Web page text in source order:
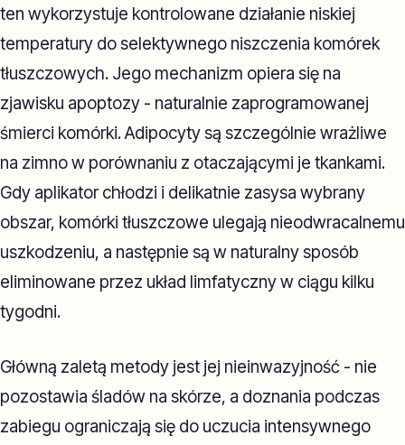
ten wykorzystuje kontrolowane działanie niskiej
temperatury do selektywnego niszczenia komórek
tłuszczowych. Jego mechanizm opiera się na
zjawisku apoptozy - naturalnie zaprogramowanej
śmierci komórki. Adipocyty są szczególnie wrażliwe
na zimno w porównaniu z otaczającymi je tkankami.
Gdy aplikator chłodzi i delikatnie zasysa wybrany
obszar, komórki tłuszczowe ulegają nieodwracalnemu
uszkodzeniu, a następnie są w naturalny sposób
eliminowane przez układ limfatyczny w ciągu kilku
tygodni.
Główną zaletą metody jest jej nieinwazyjność - nie
pozostawia śladów na skórze, a doznania podczas
zabiegu ograniczają się do uczucia intensywnego